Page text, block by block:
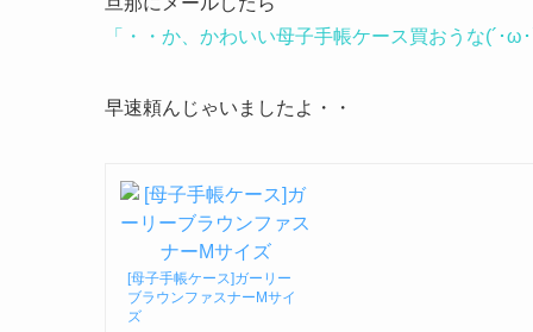
「・・か、かわいい母子手帳ケース買おうな(´･ω･
早速頼んじゃいましたよ・・
[母子手帳ケース]ガーリー
ブラウンファスナーMサイ
ズ